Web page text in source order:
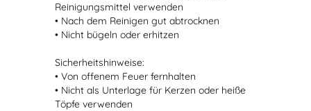
Reinigungsmittel verwenden
• Nach dem Reinigen gut abtrocknen
• Nicht bügeln oder erhitzen
Sicherheitshinweise:
• Von offenem Feuer fernhalten
• Nicht als Unterlage für Kerzen oder heiße
Töpfe verwenden